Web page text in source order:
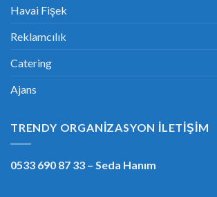
Havai Fişek
Reklamcılık
Catering
Ajans
TRENDY ORGANIZASYON İLETIŞIM
0533 690 87 33 – Seda Hanım